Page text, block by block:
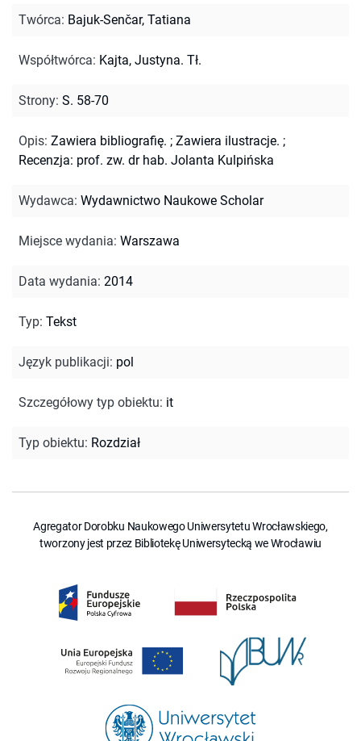
Twórca: Bajuk-Senčar, Tatiana
Współtwórca: Kajta, Justyna. Tł.
Strony: S. 58-70
Opis: Zawiera bibliografię. ; Zawiera ilustracje. ;
Recenzja: prof. zw. dr hab. Jolanta Kulpińska
Wydawca: Wydawnictwo Naukowe Scholar
Miejsce wydania: Warszawa
Data wydania: 2014
Typ: Tekst
Język publikacji: pol
Szczegółowy typ obiektu: it
Typ obiektu: Rozdział
Agregator Dorobku Naukowego Uniwersytetu Wrocławskiego,
tworzony jest przez Bibliotekę Uniwersytecką we Wrocławiu